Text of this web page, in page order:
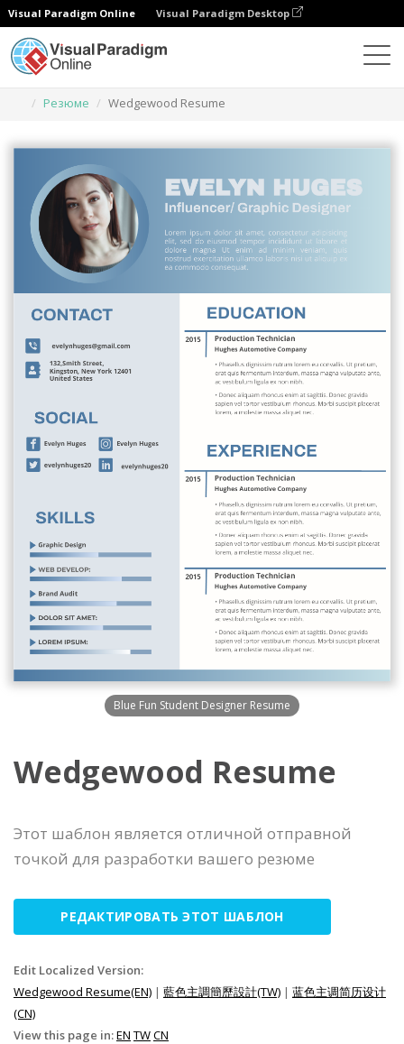
Visual Paradigm Online Visual Paradigm Desktop
Резюме
Wedgewood Resume
Blue Fun Student Designer Resume
Wedgewood Resume
Этот шаблон является отличной отправной
точкой для разработки вашего резюме
РЕДАКТИРОВАТЬ ЭТОТ ШАБЛОН
Edit Localized Version:
Wedgewood Resume(EN) | 藍色主調簡歷設計(TW) | 蓝色主调简历设计
(CN)
View this page in:EN TWCN